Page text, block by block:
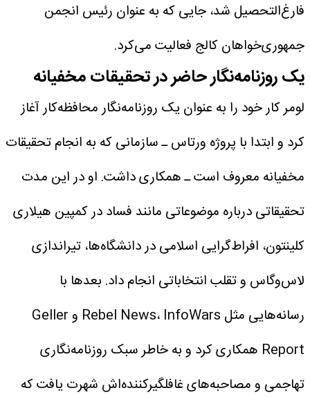
فارغ‌التحصیل شد، جایی که به عنوان رئیس انجمن
جمهوری‌خواهان کالج فعالیت می‌کرد.
یک روزنامه‌نگار حاضر در تحقیقات مخفیانه
لومر کار خود را به عنوان یک روزنامه‌نگار محافظه‌کار آغاز
کرد و ابتدا با پروژه ورتاس ـ سازمانی که به انجام تحقیقات
مخفیانه معروف است ـ همکاری داشت. او در این مدت
تحقیقاتی درباره موضوعاتی مانند فساد در کمپین هیلاری
کلینتون، افراط‌گرایی اسلامی در دانشگاه‌ها، تیراندازی
لاس‌وگاس و تقلب انتخاباتی انجام داد. بعدها با
رسانه‌هایی مثل Rebel News، InfoWars و Geller
Report همکاری کرد و به خاطر سبک روزنامه‌نگاری
تهاجمی و مصاحبه‌های غافلگیرکننده‌اش شهرت یافت که